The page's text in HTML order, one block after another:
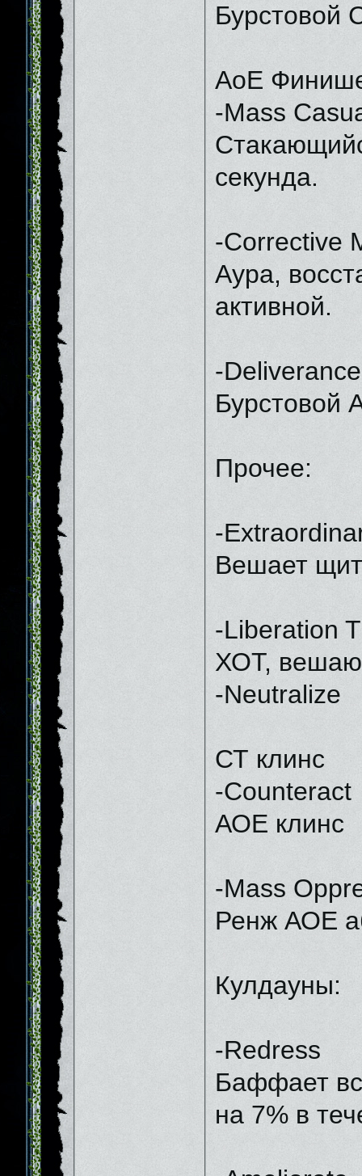
Бурстовой
АоЕ
-Mass
секунда.
-Corrective
Аура,
активной.
-Deliverance
Бурстовой
Прочее:
-
Вешает
-Liberation
ХОТ,
-Neutralize
СТ клинс
-Counteract
АОЕ клинс
-Mass
Ренж АОЕ
Кулдауны:
-Redress
Баффает
на 7% в